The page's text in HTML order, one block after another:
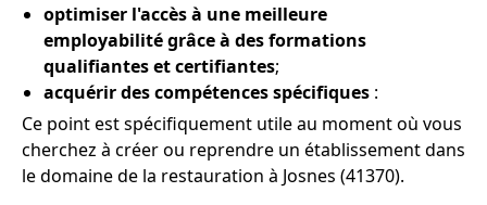
optimiser l'accès à une meilleure
employabilité grâce à des formations
qualifiantes et certifiantes;
acquérir des compétences spécifiques :
Ce point est spécifiquement utile au moment où vous
cherchez à créer ou reprendre un établissement dans
le domaine de la restauration à Josnes (41370).